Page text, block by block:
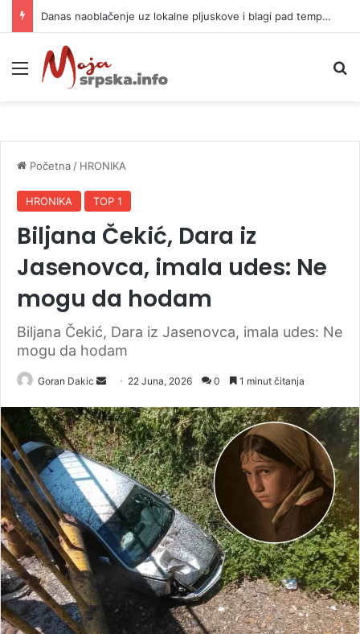
Danas naoblačenje uz lokalne pljuskove i blagi pad temperature
Meni
Početna / HRONIKA
HRONIKA TOP 1
Biljana Čekić, Dara iz
Jasenovca, imala udes: Ne
mogu da hodam
Biljana Čekić, Dara iz Jasenovca, imala udes: Ne
mogu da hodam
Goran Dakic
n
d
a
n
e
m
i
22 Juna, 2026 0 1 minut čitanja